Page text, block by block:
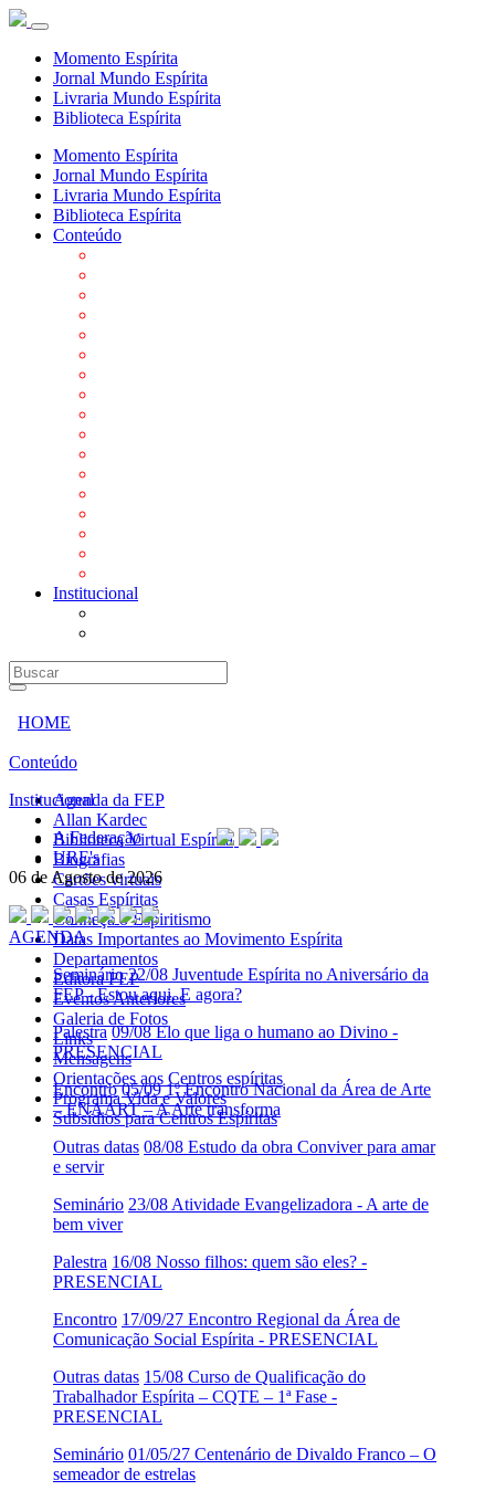
Momento Espírita
Jornal Mundo Espírita
Livraria Mundo Espírita
Biblioteca Espírita
Momento Espírita
Jornal Mundo Espírita
Livraria Mundo Espírita
Biblioteca Espírita
Conteúdo
Institucional
HOME
Conteúdo
Agenda da FEP
Allan Kardec
Biblioteca Virtual Espírita
Biografias
Cartões virtuais
Casas Espíritas
Conheça o Espiritismo
Datas Importantes ao Movimento Espírita
Departamentos
Editora FEP
Eventos Anteriores
Galeria de Fotos
Links
Mensagens
Orientações aos Centros espíritas
Programa Vida e Valores
Subsídios para Centros Espíritas
Institucional
A Federação
URE's
06 de Agosto de 2026
AGENDA
Seminário 22/08 Juventude Espírita no Aniversário da
FEP - Estou aqui. E agora?
Palestra 09/08 Elo que liga o humano ao Divino -
PRESENCIAL
Encontro 05/09 1º Encontro Nacional da Área de Arte
– ENAART – A Arte transforma
Outras datas 08/08 Estudo da obra Conviver para amar
e servir
Seminário 23/08 Atividade Evangelizadora - A arte de
bem viver
Palestra 16/08 Nosso filhos: quem são eles? -
PRESENCIAL
Encontro 17/09/27 Encontro Regional da Área de
Comunicação Social Espírita - PRESENCIAL
Outras datas 15/08 Curso de Qualificação do
Trabalhador Espírita – CQTE – 1ª Fase -
PRESENCIAL
Seminário 01/05/27 Centenário de Divaldo Franco – O
semeador de estrelas